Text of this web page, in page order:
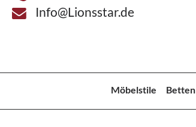
Info@Lionsstar.de
Möbelstile Betten